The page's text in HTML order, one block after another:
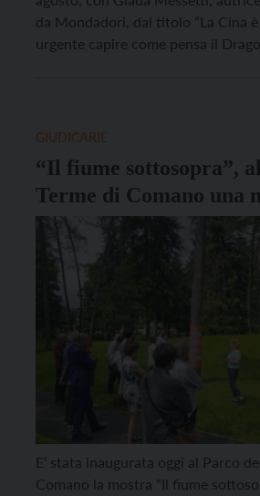
da Mondadori, dal titolo “La Cina
urgente capire come pensa il
“Il fiume sottosopra”,
Terme di Comano una
in viaggio con l’acqua
E’ stata inaugurata oggi al Parco
Comano la mostra “Il fiume